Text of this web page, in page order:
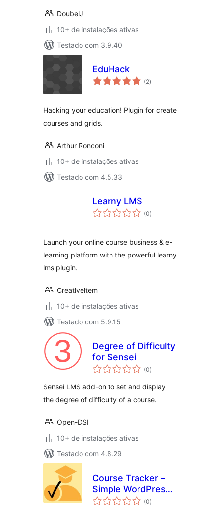
DoubelJ
10+ de instalações ativas
Testado com 3.9.40
EduHack
(2total
de
)
Hacking your education! Plugin for create
courses and grids.
Arthur Ronconi
10+ de instalações ativas
Testado com 4.5.33
Learny LMS
(0total
de
)
Launch your online course business & e-
learning platform with the powerful learny
lms plugin.
Creativeitem
10+ de instalações ativas
Testado com 5.9.15
Degree of Difficulty
for Sensei
(0total
de
)
Sensei LMS add-on to set and display
the degree of difficulty of a course.
Open-DSI
10+ de instalações ativas
Testado com 4.8.29
Course Tracker –
Simple WordPress
Lesson Progress &
(0total
de
)